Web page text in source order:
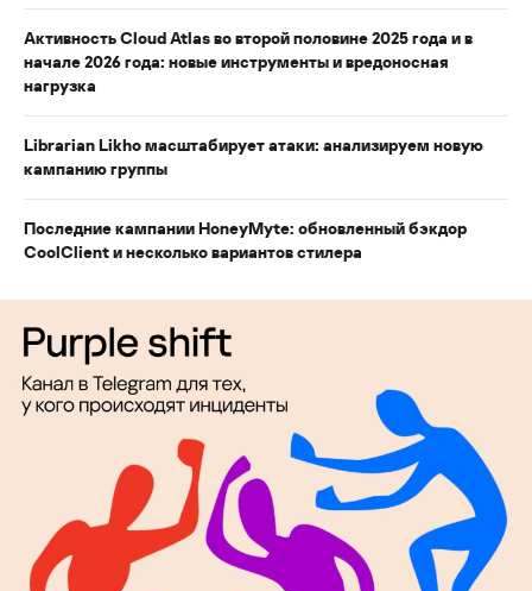
Активность Cloud Atlas во второй половине 2025 года и в
начале 2026 года: новые инструменты и вредоносная
нагрузка
Librarian Likho масштабирует атаки: анализируем новую
кампанию группы
Последние кампании HoneyMyte: обновленный бэкдор
CoolClient и несколько вариантов стилера